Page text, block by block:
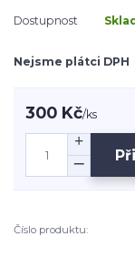
Dostupnost
Nejsme plátci DPH
300 Kč/ks
Číslo produktu: